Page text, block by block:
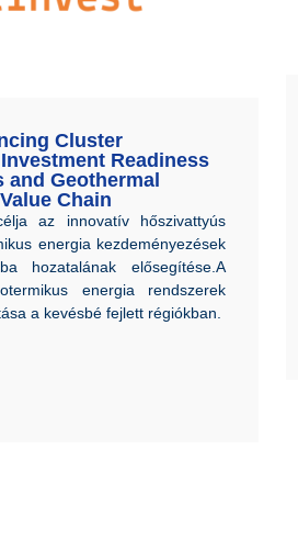
Cluster
Readiness
Geothermal
Chain
az innovatív hőszivattyús
energia kezdeményezések
hozatalának elősegítése.A
energia rendszerek
a kevésbé fejlett régiókban.